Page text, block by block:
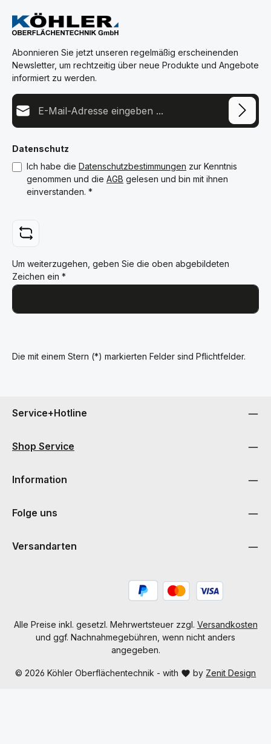
Abonnieren Sie jetzt unseren regelmäßig erscheinenden
Newsletter, um rechtzeitig über neue Produkte und Angebote
informiert zu werden.
E-Mail-Adresse*
Datenschutz
Ich habe die Datenschutzbestimmungen zur Kenntnis
genommen und die AGB gelesen und bin mit ihnen
einverstanden. *
Um weiterzugehen, geben Sie die oben abgebildeten
Zeichen ein *
Die mit einem Stern (*) markierten Felder sind Pflichtfelder.
Service+Hotline
Shop Service
Information
Folge uns
Versandarten
© 2026 Köhler Oberflächentechnik - with by Zenit Design
Alle Preise inkl. gesetzl. Mehrwertsteuer zzgl. Versandkosten
und ggf. Nachnahmegebühren, wenn nicht anders
angegeben.